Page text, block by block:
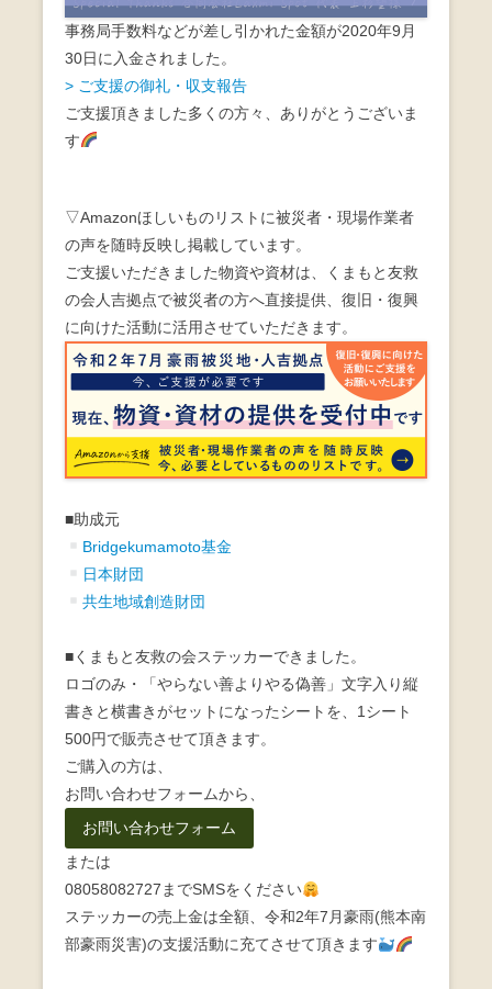
事務局手数料などが差し引かれた金額が2020年9月
30日に入金されました。
> ご支援の御礼・収支報告
ご支援頂きました多くの方々、ありがとうございま
す
▽Amazonほしいものリストに被災者・現場作業者
の声を随時反映し掲載しています。
ご支援いただきました物資や資材は、くまもと友救
の会人吉拠点で被災者の方へ直接提供、復旧・復興
に向けた活動に活用させていただきます。
■助成元
Bridgekumamoto基金
日本財団
共生地域創造財団
■くまもと友救の会ステッカーできました。
ロゴのみ・「やらない善よりやる偽善」文字入り縦
書きと横書きがセットになったシートを、1シート
500円で販売させて頂きます。
ご購入の方は、
お問い合わせフォームから、
お問い合わせフォーム
または
08058082727までSMSをください
ステッカーの売上金は全額、令和2年7月豪雨(熊本南
部豪雨災害)の支援活動に充てさせて頂きます